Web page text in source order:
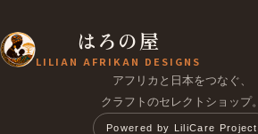
はろの屋
LILIAN AFRIKAN DESIGNS
アフリカと日本をつなぐ、
クラフトのセレクトショップ。
Powered by LiliCare Project